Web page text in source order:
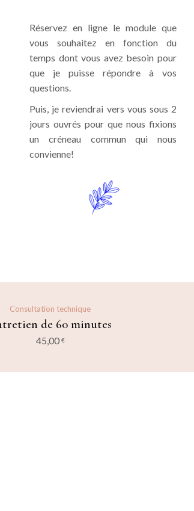
Réservez en ligne le module que
vous souhaitez en fonction du
temps dont vous avez besoin pour
que je puisse répondre à vos
questions.
Puis, je reviendrai vers vous sous 2
jours ouvrés pour que nous fixions
un créneau commun qui nous
convienne!
Consultation technique
de 60 minutes
45,00 €